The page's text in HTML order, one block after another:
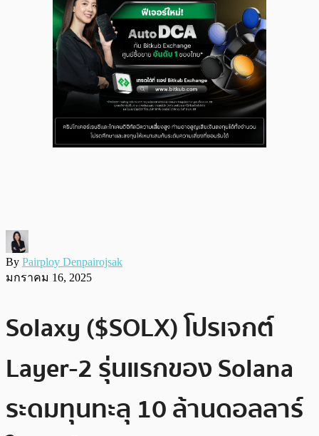
By Pairploy Denpairojsak
มกราคม 16, 2025
Solaxy ($SOLX) โปรเจกต์
Layer-2 รุ่นแรกของ Solana
ระดมทุนทะลุ 10 ล้านดอลลาร์